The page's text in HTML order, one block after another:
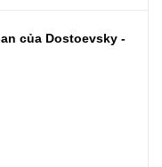
của Dostoevsky -